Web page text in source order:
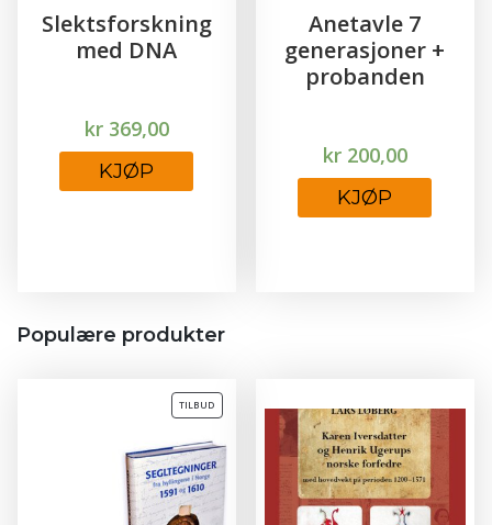
Slektsforskning
med DNA
kr369,00
KJØP
Anetavle 7
generasjoner +
probanden
kr200,00
KJØP
Populære produkter
TILBUD
PÅ
SALG